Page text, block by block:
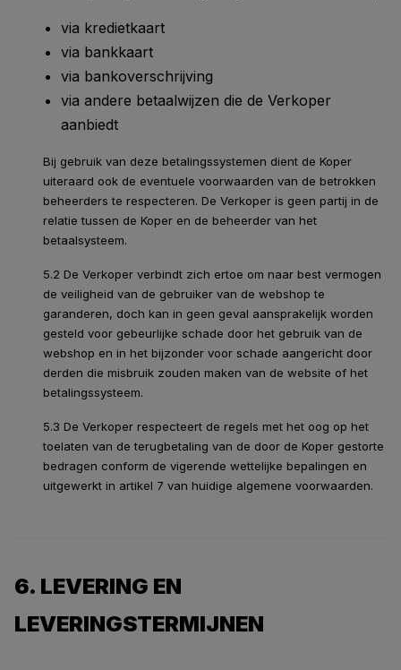
via kredietkaart
via bankkaart
via bankoverschrijving
via andere betaalwijzen die de Verkoper
aanbiedt
Bij gebruik van deze betalingssystemen dient de Koper
uiteraard ook de eventuele voorwaarden van de betrokken
beheerders te respecteren. De Verkoper is geen partij in de
relatie tussen de Koper en de beheerder van het
betaalsysteem.
5.2 De Verkoper verbindt zich ertoe om naar best vermogen
de veiligheid van de gebruiker van de webshop te
garanderen, doch kan in geen geval aansprakelijk worden
gesteld voor gebeurlijke schade door het gebruik van de
webshop en in het bijzonder voor schade aangericht door
derden die misbruik zouden maken van de website of het
betalingssysteem.
5.3 De Verkoper respecteert de regels met het oog op het
toelaten van de terugbetaling van de door de Koper gestorte
bedragen conform de vigerende wettelijke bepalingen en
uitgewerkt in artikel 7 van huidige algemene voorwaarden.
6. LEVERING EN
LEVERINGSTERMIJNEN